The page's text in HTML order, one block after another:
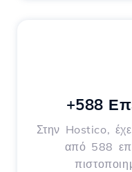
+588
Στην Hostico,
από 588